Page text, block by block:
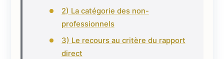
2) La catégorie des non-
professionnels
3) Le recours au critère du rapport
direct